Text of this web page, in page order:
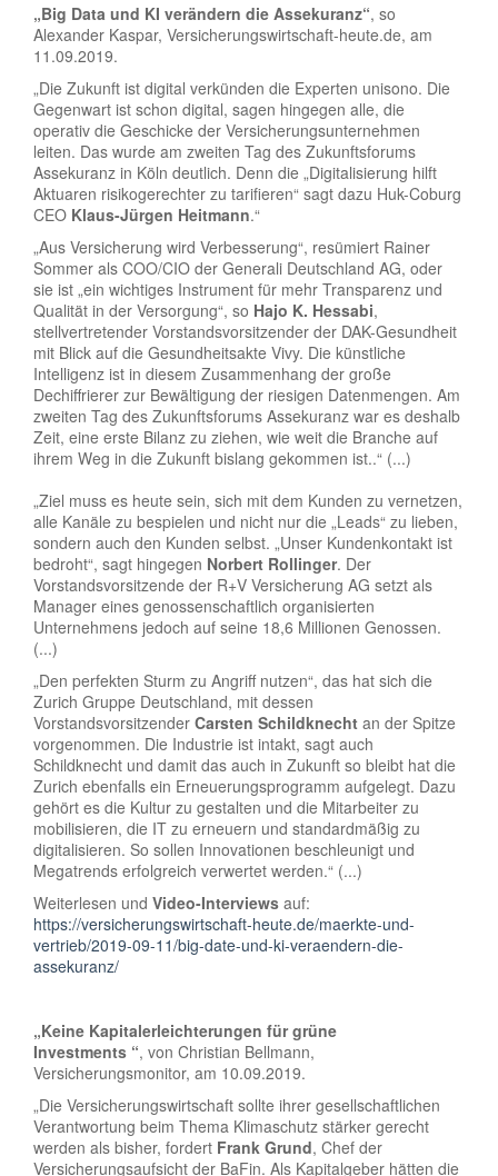
„Big Data und KI verändern die Assekuranz“, so
Alexander Kaspar, Versicherungswirtschaft-heute.de, am
11.09.2019.
„Die Zukunft ist digital verkünden die Experten unisono. Die
Gegenwart ist schon digital, sagen hingegen alle, die
operativ die Geschicke der Versicherungsunternehmen
leiten. Das wurde am zweiten Tag des Zukunftsforums
Assekuranz in Köln deutlich. Denn die „Digitalisierung hilft
Aktuaren risikogerechter zu tarifieren“ sagt dazu Huk-Coburg
CEO Klaus-Jürgen Heitmann.“
„Aus Versicherung wird Verbesserung“, resümiert Rainer
Sommer als COO/CIO der Generali Deutschland AG, oder
sie ist „ein wichtiges Instrument für mehr Transparenz und
Qualität in der Versorgung“, so Hajo K. Hessabi,
stellvertretender Vorstandsvorsitzender der DAK-Gesundheit
mit Blick auf die Gesundheitsakte Vivy. Die künstliche
Intelligenz ist in diesem Zusammenhang der große
Dechiffrierer zur Bewältigung der riesigen Datenmengen. Am
zweiten Tag des Zukunftsforums Assekuranz war es deshalb
Zeit, eine erste Bilanz zu ziehen, wie weit die Branche auf
ihrem Weg in die Zukunft bislang gekommen ist..“ (...)
„Ziel muss es heute sein, sich mit dem Kunden zu vernetzen,
alle Kanäle zu bespielen und nicht nur die „Leads“ zu lieben,
sondern auch den Kunden selbst. „Unser Kundenkontakt ist
bedroht“, sagt hingegen Norbert Rollinger. Der
Vorstandsvorsitzende der R+V Versicherung AG setzt als
Manager eines genossenschaftlich organisierten
Unternehmens jedoch auf seine 18,6 Millionen Genossen.
(...)
„Den perfekten Sturm zu Angriff nutzen“, das hat sich die
Zurich Gruppe Deutschland, mit dessen
Vorstandsvorsitzender Carsten Schildknecht an der Spitze
vorgenommen. Die Industrie ist intakt, sagt auch
Schildknecht und damit das auch in Zukunft so bleibt hat die
Zurich ebenfalls ein Erneuerungsprogramm aufgelegt. Dazu
gehört es die Kultur zu gestalten und die Mitarbeiter zu
mobilisieren, die IT zu erneuern und standardmäßig zu
digitalisieren. So sollen Innovationen beschleunigt und
Megatrends erfolgreich verwertet werden.“ (...)
Weiterlesen und Video-Interviews auf:
https://versicherungswirtschaft-heute.de/maerkte-und-
vertrieb/2019-09-11/big-date-und-ki-veraendern-die-
assekuranz/
„Keine Kapitalerleichterungen für grüne
Investments “, von Christian Bellmann,
Versicherungsmonitor, am 10.09.2019.
„Die Versicherungswirtschaft sollte ihrer gesellschaftlichen
Verantwortung beim Thema Klimaschutz stärker gerecht
werden als bisher, fordert Frank Grund, Chef der
Versicherungsaufsicht der BaFin. Als Kapitalgeber hätten die